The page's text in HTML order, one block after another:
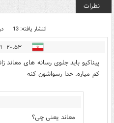
نظرات
انتشار یافته: 13
۲۰:۵۳ - ۱۴۰۱/۱۲/۲۹
پیناکیو باید جلوی رسانه های معاند
کم میاره. خدا رسواشون کنه
معاند یعنی چی؟